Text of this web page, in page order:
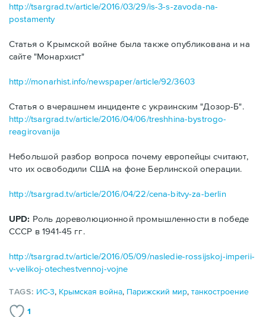
http://tsargrad.tv/article/2016/03/29/is-3-s-zavoda-na-
postamenty
Статья о Крымской войне была также опубликована и на
сайте "Монархист"
http://monarhist.info/newspaper/article/92/3603
Статья о вчерашнем инциденте с украинским "Дозор-Б".
http://tsargrad.tv/article/2016/04/06/treshhina-bystrogo-
reagirovanija
Небольшой разбор вопроса почему европейцы считают,
что их освободили США на фоне Берлинской операции.
http://tsargrad.tv/article/2016/04/22/cena-bitvy-za-berlin
UPD: Роль дореволюционной промышленности в победе
СССР в 1941-45 гг.
http://tsargrad.tv/article/2016/05/09/nasledie-rossijskoj-imperii-
v-velikoj-otechestvennoj-vojne
TAGS: ИС-3, Крымская война, Парижский мир,танкостроение
1